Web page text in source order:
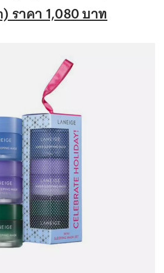
ราคา 1,080 บาท